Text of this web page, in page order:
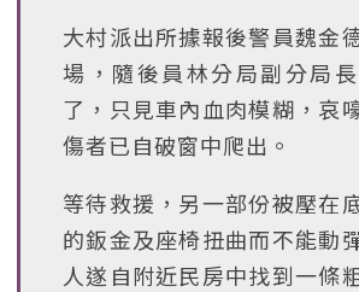
大村派出所據報後警員魏金
場，隨後員林分局副分局
了，只見車內血肉模糊，哀
傷者已自破窗中爬出。
等待救援，另一部份被壓在
的鈑金及座椅扭曲而不能動
人遂自附近民房中找到一條